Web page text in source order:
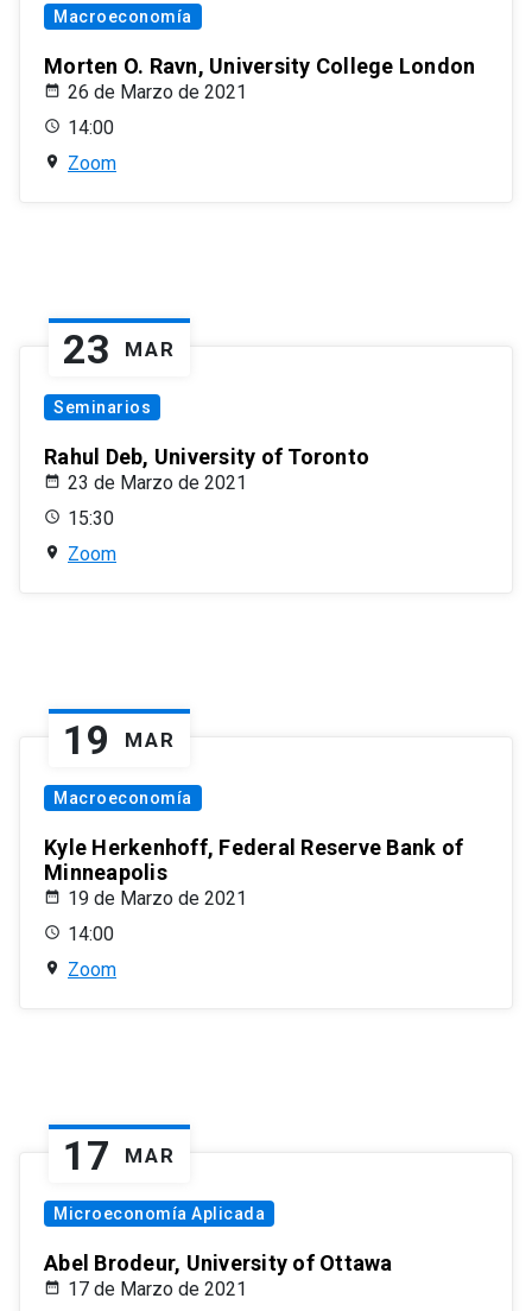
Macroeconomía
Morten O. Ravn, University College London
26 de Marzo de 2021
14:00
Zoom
23 MAR
Seminarios
Rahul Deb, University of Toronto
23 de Marzo de 2021
15:30
Zoom
19 MAR
Macroeconomía
Kyle Herkenhoff, Federal Reserve Bank of
Minneapolis
19 de Marzo de 2021
14:00
Zoom
17 MAR
Microeconomía Aplicada
Abel Brodeur, University of Ottawa
17 de Marzo de 2021